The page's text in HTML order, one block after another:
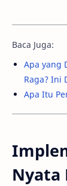
Baca Juga:
Apa yang
Raga? Ini
Apa Itu
Nyata